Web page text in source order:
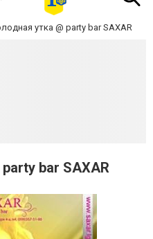
утка @ party bar SAXAR
bar SAXAR